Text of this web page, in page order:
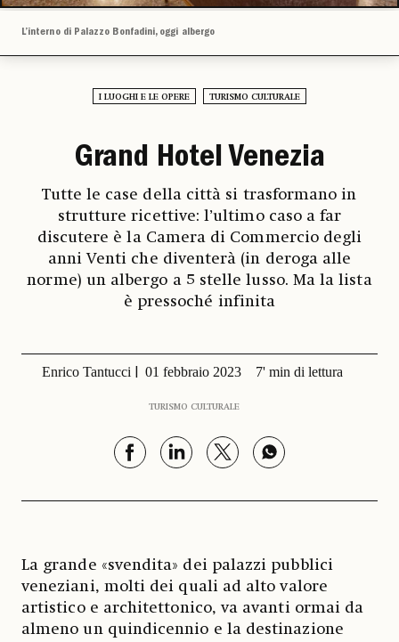
L’interno di Palazzo Bonfadini, oggi albergo
I LUOGHI E LE OPERE TURISMO CULTURALE
Grand Hotel Venezia
Tutte le case della città si trasformano in
strutture ricettive: l’ultimo caso a far
discutere è la Camera di Commercio degli
anni Venti che diventerà (in deroga alle
norme) un albergo a 5 stelle lusso. Ma la lista
è pressoché infinita
Enrico Tantucci 01 febbraio 2023 7' min di lettura
TURISMO CULTURALE
La grande «svendita» dei palazzi pubblici
veneziani, molti dei quali ad alto valore
artistico e architettonico, va avanti ormai da
almeno un quindicennio e la destinazione